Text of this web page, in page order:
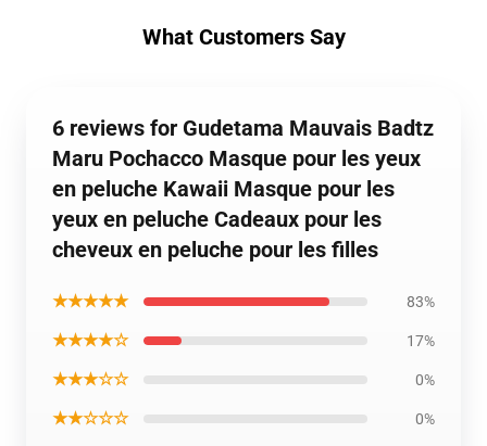
What Customers Say
6 reviews for Gudetama Mauvais Badtz
Maru Pochacco Masque pour les yeux
en peluche Kawaii Masque pour les
yeux en peluche Cadeaux pour les
cheveux en peluche pour les filles
★★★★★ 83%
★★★★☆ 17%
★★★☆☆ 0%
★★☆☆☆ 0%